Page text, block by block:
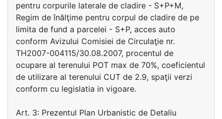
pentru corpurile laterale de cladire - S+P+M,
Regim de înălţime pentru corpul de cladire de pe
limita de fund a parcelei - S+P, acces auto
conform Avizului Comisiei de Circulaţie nr.
TH2007-004115/30.08.2007, procentul de
ocupare al terenului POT max de 70%, coeficientul
de utilizare al terenului CUT de 2.9, spaţii verzi
conform cu legislatia in vigoare.
Art. 3: Prezentul Plan Urbanistic de Detaliu